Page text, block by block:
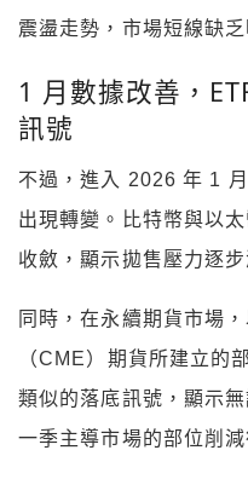
震盪走勢，市場短線缺乏
1 月數據改善，
訊號
不過，進入 2026 年 1
出現轉變。比特幣與以
收斂，顯示拋售壓力逐步
同時，在永續期貨市場
（CME）期貨所建立的
類似的落底訊號，顯示
一季主導市場的部位削